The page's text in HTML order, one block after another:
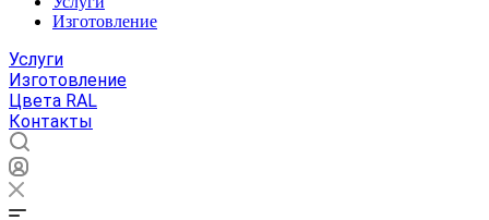
Изготовление
Услуги
Изготовление
Цвета RAL
Контакты